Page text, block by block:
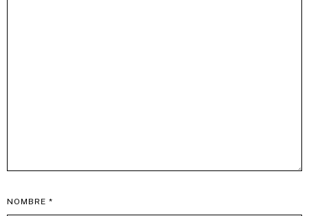
NOMBRE *